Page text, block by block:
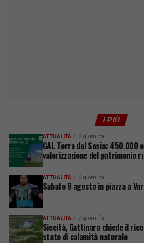
I PIÙ
ATTUALITÀ 2 giorni fa
GAL Terre del Sesia: 450.000
valorizzazione del patrimonio
ATTUALITÀ 6 giorni fa
Sabato 8 agosto in piazza a
ATTUALITÀ 7 giorni fa
Siccità, Gattinara chiede il
stato di calamità naturale